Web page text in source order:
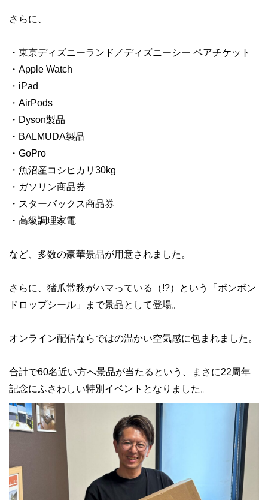
さらに、
・東京ディズニーランド／ディズニーシー ペアチケット
・Apple Watch
・iPad
・AirPods
・Dyson製品
・BALMUDA製品
・GoPro
・魚沼産コシヒカリ30kg
・ガソリン商品券
・スターバックス商品券
・高級調理家電
など、多数の豪華景品が用意されました。
さらに、猪爪常務がハマっている（!?）という「ボンボン
ドロップシール」まで景品として登場。
オンライン配信ならではの温かい空気感に包まれました。
合計で60名近い方へ景品が当たるという、まさに22周年
記念にふさわしい特別イベントとなりました。